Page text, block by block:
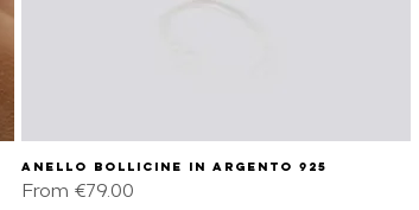
Quick View
Anello bollicine in argento 925
From €79.00
Sale Price